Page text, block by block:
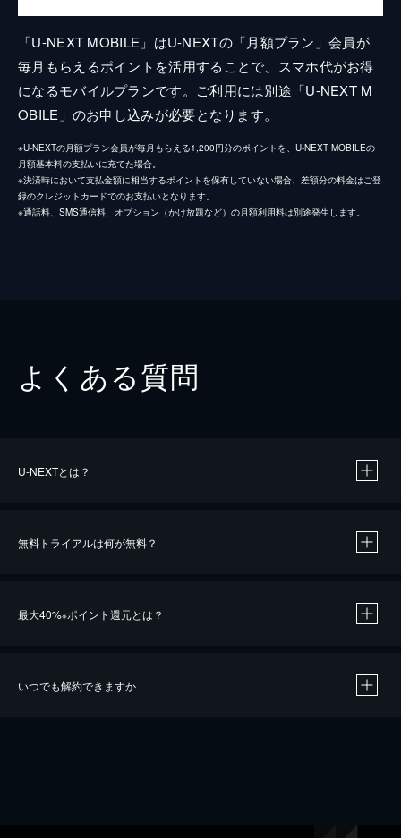
「U-NEXT MOBILE」はU-NEXTの「月額プラン」会員が
毎月もらえるポイントを活用することで、スマホ代がお得
になるモバイルプランです。ご利用には別途「U-NEXT M
OBILE」のお申し込みが必要となります。
※U-NEXTの月額プラン会員が毎月もらえる1,200円分のポイントを、U-NEXT MOBILEの
月額基本料の支払いに充てた場合。
※決済時において支払金額に相当するポイントを保有していない場合、差額分の料金はご登
録のクレジットカードでのお支払いとなります。
※通話料、SMS通信料、オプション（かけ放題など）の月額利用料は別途発生します。
よくある質問
U-NEXTとは？
無料トライアルは何が無料？
最大40%※ポイント還元とは？
いつでも解約できますか